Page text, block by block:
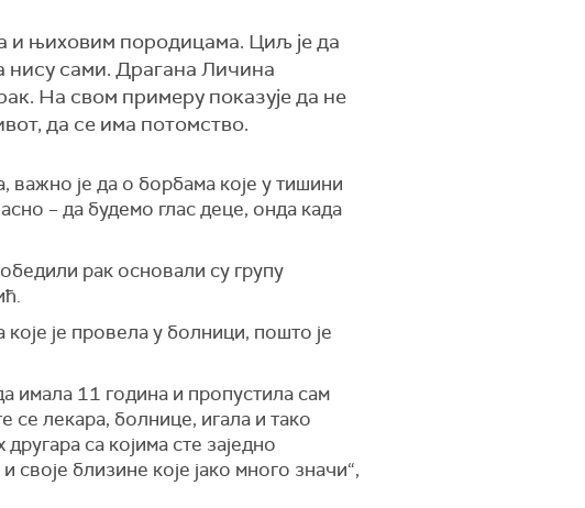
и њиховим породицама. Циљ је да
нису сами. Драгана Личина
На свом примеру показује да не
да се има потомство.
је да о борбама које у тишини
– да будемо глас деце, онда када
рак основали су групу
је провела у болници, пошто је
имала 11 година и пропустила сам
се лекара, болнице, игала и тако
са којима сте заједно
близине које јако много значи“,